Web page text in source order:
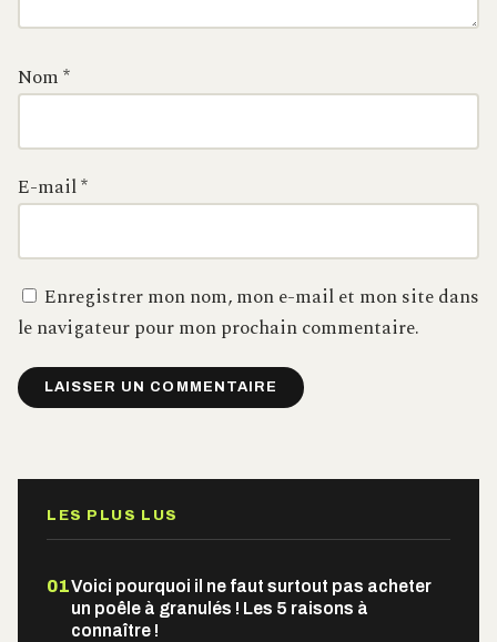
Nom*
E-mail*
Enregistrer mon nom, mon e-mail et mon site dans
le navigateur pour mon prochain commentaire.
LES PLUS LUS
01Voici pourquoi il ne faut surtout pas acheter
un poêle à granulés ! Les 5 raisons à
connaître !